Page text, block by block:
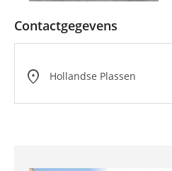
Contactgegevens
location_on Hollandse Plassen